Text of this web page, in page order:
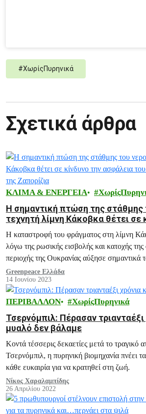
#ΧωρίςΠυρηνικά
Σχετικά άρθρα
ΚΛΙΜΑ & ΕΝΕΡΓΕΙΑ
Η σημαντική πτώση της στάθμης
τεχνητή λίμνη Κάκοβκα θέτει σε
ασφάλεια του πυρηνικού
Η καταστροφή του φράγματος στη λίμνη
λόγω της ρωσικής εισβολής και κατοχής
περιοχής της Ουκρανίας αύξησε σημαντικά
πυρηνικό σταθμό Ζαπορίζια.
Greenpeace Ελλάδα
14 Ιουνίου 2023
ΠΕΡΙΒΑΛΛΟΝ ΧωρίςΠυρηνικά
Τσερνόμπιλ: Πέρασαν τριανταέξι
μυαλό δεν βάλαμε
Κοντά τέσσερις δεκαετίες μετά το τραγικό
Τσερνόμπιλ, η πυρηνική βιομηχανία πνέει
κάθε ευκαιρία για να κρατηθεί στη ζωή.
Νίκος Χαραλαμπίδης
26 Απριλίου 2022